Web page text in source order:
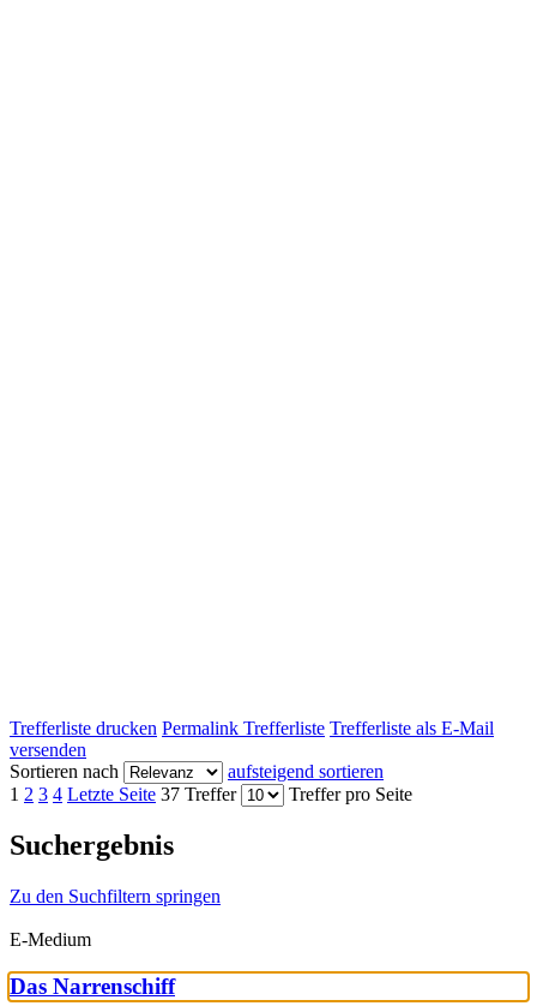
Trefferliste drucken Permalink Trefferliste Trefferliste als E-Mail
versenden
Sortieren nach
aufsteigend sortieren
1 2 3 4 Letzte Seite 37 Treffer Treffer pro Seite
Suchergebnis
Zu den Suchfiltern springen
E-Medium
Das Narrenschiff